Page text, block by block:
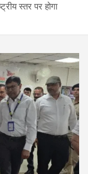
स्तर पर होगा